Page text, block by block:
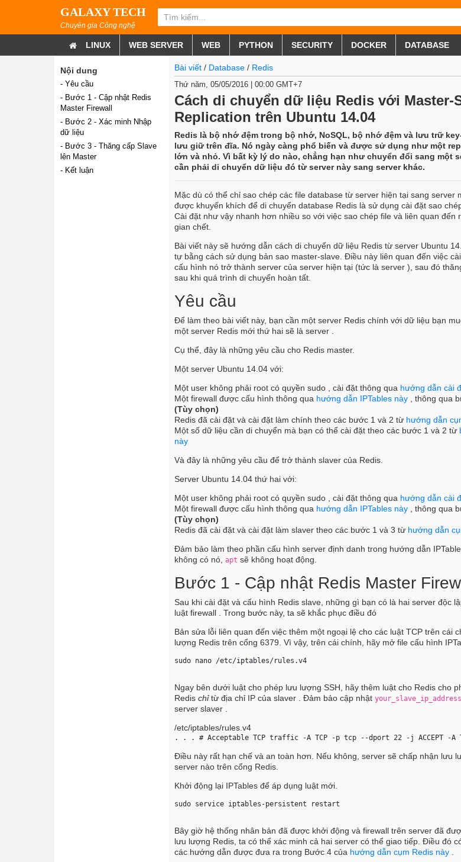
GALAXY TECH
Chuyên gia Công nghệ
LINUX WEB SERVER WEB PYTHON SECURITY DOCKER DATABASE
Nội dung
- Yêu cầu
- Bước 1 - Cập nhật Redis
Master Firewall
- Bước 2 - Xác minh Nhập
dữ liệu
- Bước 3 - Thăng cấp Slave
lên Master
- Kết luận
Bài viết / Database/ Redis
Thứ năm, 05/05/2016 | 00:00 GMT+7
Cách di chuyển dữ liệu Redis với Master-
Replication trên Ubuntu 14.04
Redis là bộ nhớ đệm trong bộ nhớ, NoSQL, bộ nhớ đệm và lưu trữ
lưu giữ trên đĩa. Nó ngày càng phổ biến và được sử dụng như một
lớn và nhỏ. Vì bất kỳ lý do nào, chẳng hạn như chuyển đổi sang một
cần phải di chuyển dữ liệu đó từ server này sang server khác.
Mặc dù có thể chỉ sao chép các file database từ server hiện tại sang server
được khuyến khích để di chuyển database Redis là sử dụng cài đặt sao
Cài đặt như vậy nhanh hơn nhiều so với việc sao chép file và liên quan đến
gian chết.
Bài viết này sẽ hướng dẫn cách di chuyển dữ liệu Redis từ server Ubuntu
tự bằng cách sử dụng bản sao master-slave. Điều này liên quan đến việc
cấu hình nó trở thành server của server hiện tại (tức là server ), sau đó
sau khi quá trình di chuyển hoàn tất.
Yêu cầu
Để làm theo bài viết này, bạn cần một server Redis chính với dữ liệu bạn
một server Redis mới thứ hai sẽ là server .
Cụ thể, đây là những yêu cầu cho Redis master.
Một server Ubuntu 14.04 với:
Một user không phải root có quyền sudo , cài đặt thông qua hướng dẫn cài
Một firewall được cấu hình thông qua hướng dẫn IPTables này , thông qua
(Tùy chọn)
Redis đã cài đặt và cài đặt làm chính theo các bước 1 và 2 từ hướng dẫn
Một số dữ liệu cần di chuyển mà bạn có thể cài đặt theo các bước 1 và 2 từ
này
Và đây là những yêu cầu để trở thành slaver của Redis.
Server Ubuntu 14.04 thứ hai với:
Một user không phải root có quyền sudo , cài đặt thông qua hướng dẫn cài
Một firewall được cấu hình thông qua hướng dẫn IPTables này , thông qua
(Tùy chọn)
Redis đã cài đặt và cài đặt làm slaver theo các bước 1 và 3 từ hướng dẫn
Đảm bảo làm theo phần cấu hình server định danh trong hướng dẫn
không có nó,apt sẽ không hoạt động.
Bước 1 - Cập nhật Redis Master
Sau khi cài đặt và cấu hình Redis slave, những gì bạn có là hai server độc
luật firewall . Trong bước này, ta sẽ khắc phục điều đó
Bản sửa lỗi liên quan đến việc thêm một ngoại lệ cho các luật TCP trên cái
lượng Redis trên cổng 6379. Vì vậy, trên cái chính, hãy mở file cấu hình
sudo nano /etc/iptables/rules.v4
Ngay bên dưới luật cho phép lưu lượng SSH, hãy thêm luật cho Redis cho
Redischỉtừ địa chỉ IP của slaver . Đảm bảo cập nhậtyour_slave_ip_address
server slaver .
/etc/iptables/rules.v4
. . . # Acceptable TCP traffic -A TCP -p tcp --dport 22 -j ACCEPT -A
Điều này rất hạn chế và an toàn hơn. Nếu không, server sẽ chấp nhận lưu
server nào trên cổng Redis.
Khởi động lại IPTables để áp dụng luật mới.
sudo service iptables-persistent restart
Bây giờ hệ thống nhân bản đã được khởi động và firewall trên server đã
lưu lượng Redis, ta có thể xác minh cả hai server có thể giao tiếp. Điều đó
các hướng dẫn được đưa ra trong Bước 4 của hướng dẫn cụm Redis này